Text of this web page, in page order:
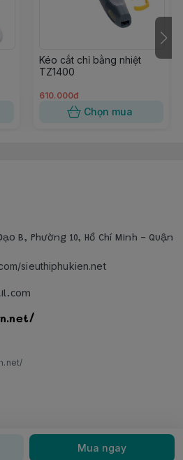
Mua ngay
Kéo cắt chỉ bằng nhiệt
TZ1400
610.000đ
Chọn mua
B, Phường 10, Hồ Chí Minh - Quận
sieuthiphukien.net